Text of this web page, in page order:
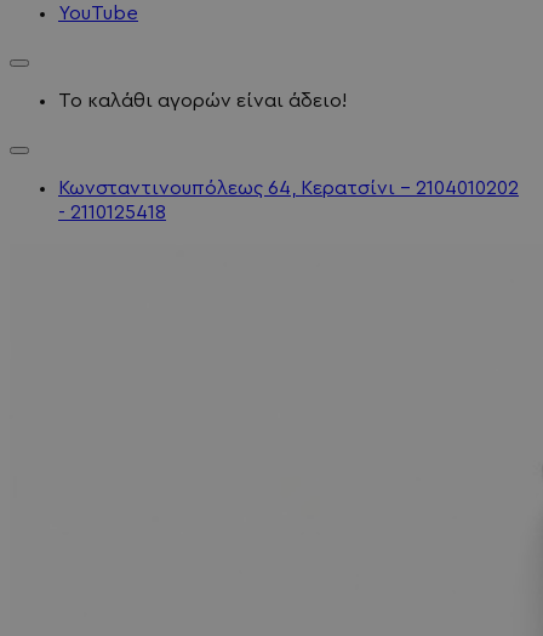
YouTube
Το καλάθι αγορών είναι άδειο!
Κωνσταντινουπόλεως 64, Κερατσίνι - 2104010202
- 2110125418